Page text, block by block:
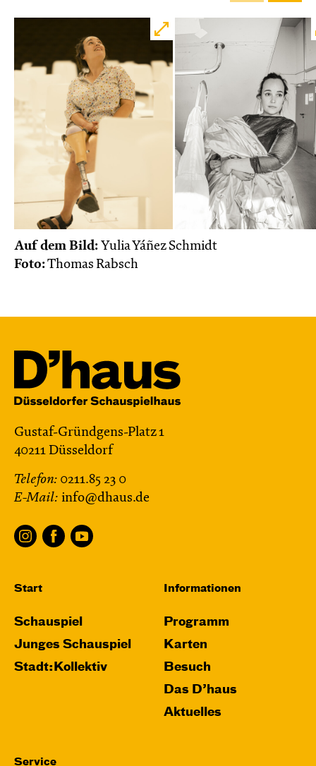
Auf dem Bild: Yulia Yáñez Schmidt
Foto:Thomas Rabsch
Gustaf-Gründgens-Platz 1
40211 Düsseldorf
Telefon: 0211.85 23 0
E-Mail: info@dhaus.de
Start
Schauspiel
Junges Schauspiel
Stadt:Kollektiv
Informationen
Programm
Karten
Besuch
Das D’haus
Aktuelles
Service